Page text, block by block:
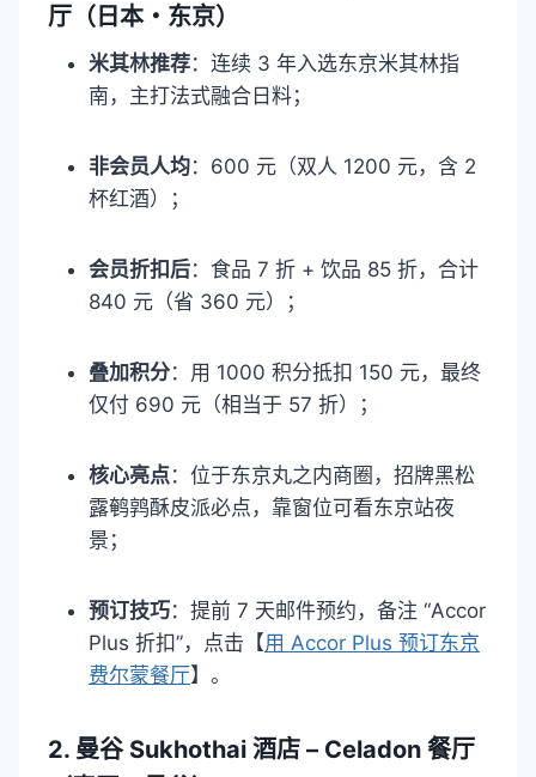
厅（日本・东京）​
米其林推荐：连续 3 年入选东京米其林指
南，主打法式融合日料；​
非会员人均：600 元（双人 1200 元，含 2
杯红酒）；​
会员折扣后：食品 7 折 + 饮品 85 折，合计
840 元（省 360 元）；​
叠加积分：用 1000 积分抵扣 150 元，最终
仅付 690 元（相当于 57 折）；​
核心亮点：位于东京丸之内商圈，招牌黑松
露鹌鹑酥皮派必点，靠窗位可看东京站夜
景；​
预订技巧：提前 7 天邮件预约，备注 “Accor
Plus 折扣”，点击【用 Accor Plus 预订东京
费尔蒙餐厅】。​
2. 曼谷 Sukhothai 酒店 – Celadon 餐厅